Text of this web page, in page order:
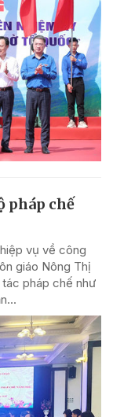
pháp chế
vụ về công
giáo Nông Thị
pháp chế như